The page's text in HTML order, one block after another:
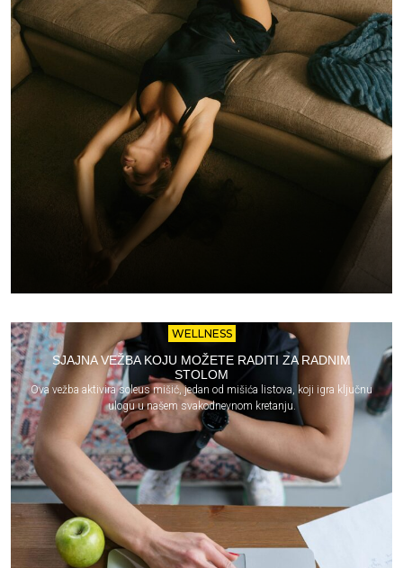
WELLNESS
SJAJNA VEŽBA KOJU MOŽETE RADITI ZA RADNIM
STOLOM
Ova vežba aktivira soleus mišić, jedan od mišića listova, koji igra ključnu
ulogu u našem svakodnevnom kretanju.